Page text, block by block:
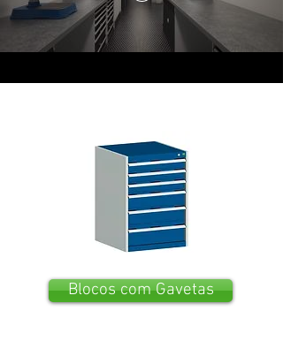
Blocos com Gavetas